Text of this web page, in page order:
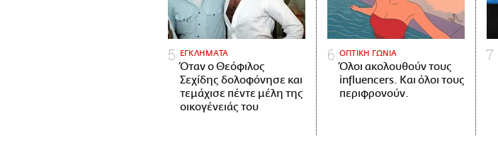
ΕΓΚΛΗΜΑΤΑ
Όταν ο Θεόφιλος
Σεχίδης δολοφόνησε και
τεμάχισε πέντε μέλη της
οικογένειάς του
ΟΠΤΙΚΗ ΓΩΝΙΑ
Όλοι ακολουθούν τους
influencers. Και όλοι τους
περιφρονούν.